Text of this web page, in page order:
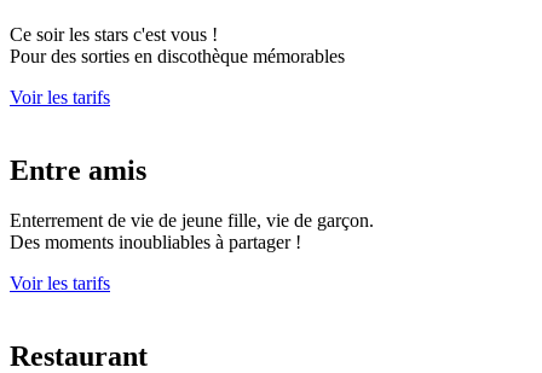
Ce soir les stars c'est vous !
Pour des sorties en discothèque mémorables
Voir les tarifs
Entre amis
Enterrement de vie de jeune fille, vie de garçon.
Des moments inoubliables à partager !
Voir les tarifs
Restaurant